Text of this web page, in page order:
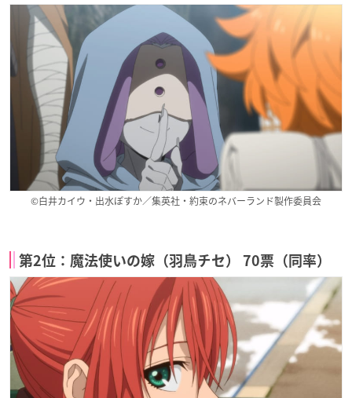
©白井カイウ・出水ぽすか／集英社・約束のネバーランド製作委員会
第2位：魔法使いの嫁（羽鳥チセ） 70票（同率）